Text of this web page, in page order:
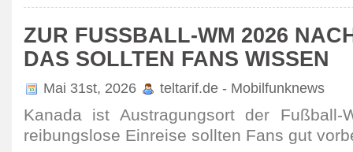
ZUR FUSSBALL-WM 2026 NACH
AS SOLLTEN FANS WISSEN
Mai 31st, 2026 teltarif.de - Mobilfunknews
Kanada ist Austra­gungsort der
reibungs­lose Einreise sollten Fans gut